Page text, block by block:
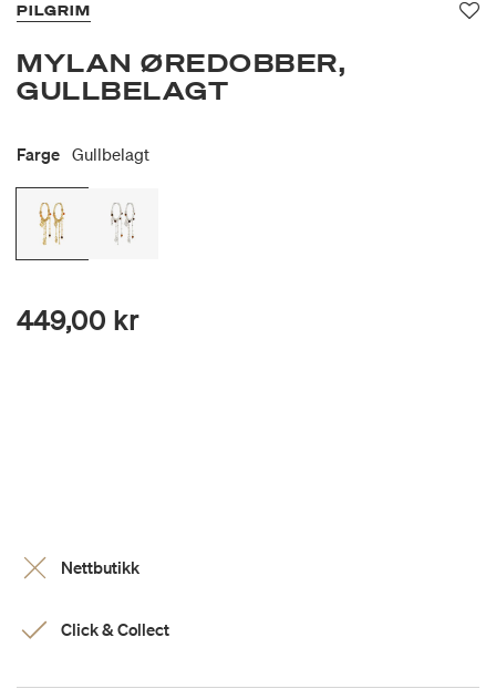
PILGRIM
MYLAN ØREDOBBER,
GULLBELAGT
Farge Gullbelagt
449,00 kr
Nettbutikk
Click & Collect